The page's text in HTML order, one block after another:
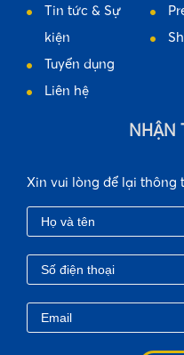
Tin tức & Sự
kiện
Tuyển dụng
Liên hệ
NHẬN
Xin vui lòng để lại thông